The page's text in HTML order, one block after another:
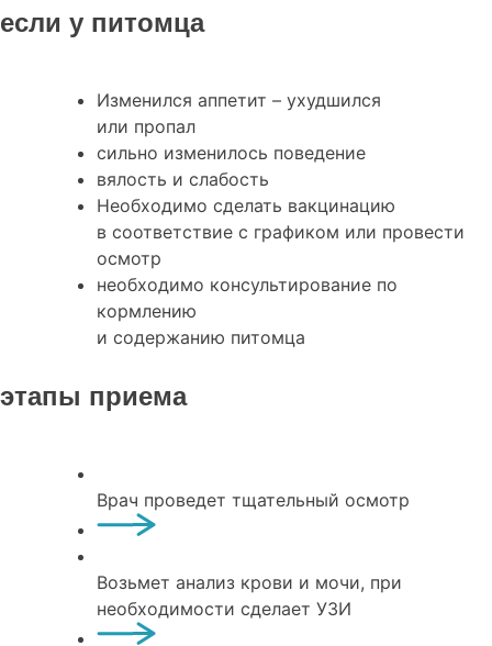
если у питомца
Изменился аппетит – ухудшился
или пропал
сильно изменилось поведение
вялость и слабость
Необходимо сделать вакцинацию
в соответствие с графиком или провести
осмотр
необходимо консультирование по
кормлению
и содержанию питомца
этапы приема
Врач проведет тщательный осмотр
Возьмет анализ крови и мочи, при
необходимости сделает УЗИ